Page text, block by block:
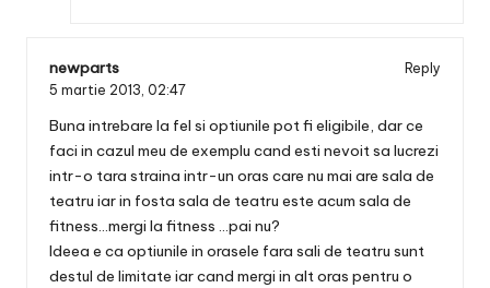
newparts
Reply
5 martie 2013, 02:47
Buna intrebare la fel si optiunile pot fi eligibile, dar ce
faci in cazul meu de exemplu cand esti nevoit sa lucrezi
intr-o tara straina intr-un oras care nu mai are sala de
teatru iar in fosta sala de teatru este acum sala de
fitness…mergi la fitness …pai nu?
Ideea e ca optiunile in orasele fara sali de teatru sunt
destul de limitate iar cand mergi in alt oras pentru o